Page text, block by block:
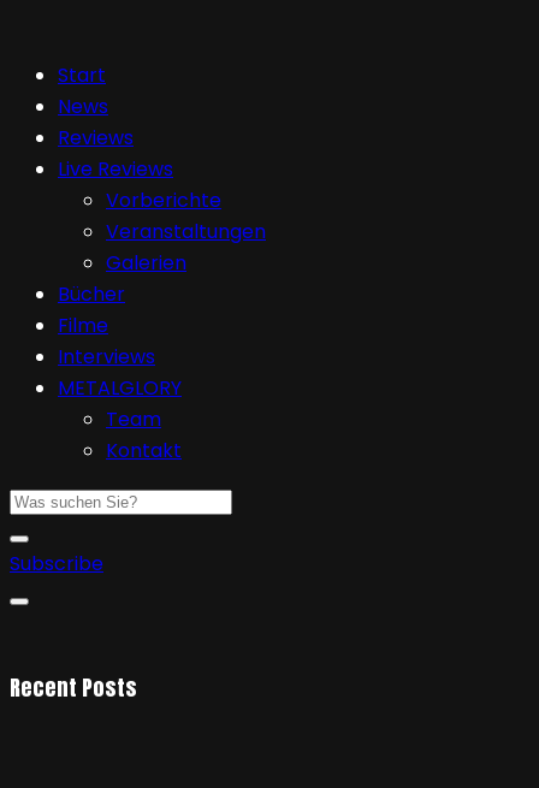
Start
News
Reviews
Live Reviews
Vorberichte
Veranstaltungen
Galerien
Bücher
Filme
Interviews
METALGLORY
Team
Kontakt
Subscribe
Recent Posts